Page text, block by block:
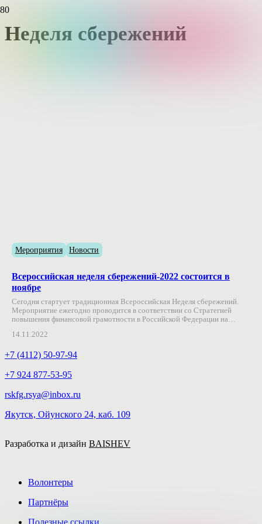
Неделя сбережений
Мероприятия Новости
Всероссийская неделя сбережений-2022 состоится в
ноябре
Сегодня стартует традиционная Всероссийская Неделя сбережений.
Мероприятие ежегодно проводится в соответствии со Стратегией
повышения финансовой грамотности в Российской Федерации на…
14.11.2022
+7 (4112) 50-97-94
+7 924 877-53-95
rskfg.rsya@inbox.ru
Якутск, Ойунского 24, каб. 109
Разработка и дизайн BAISHEV
Волонтеры
Партнёры
Полезные ссылки